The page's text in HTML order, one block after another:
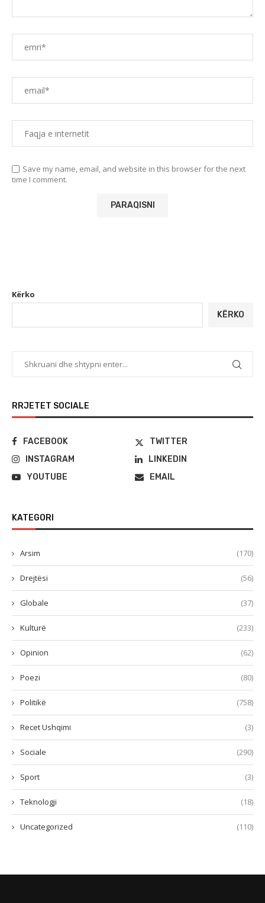
Save my name, email, and website in this browser for the next
time I comment.
Kërko
KËRKO
RRJETET SOCIALE
FACEBOOK
TWITTER
INSTAGRAM
LINKEDIN
YOUTUBE
EMAIL
KATEGORI
Arsim (170)
Drejtësi (56)
Globale (37)
Kulturë (233)
Opinion (62)
Poezi (80)
Politikë (758)
Recet Ushqimi (3)
Sociale (290)
Sport (3)
Teknologji (18)
Uncategorized (110)